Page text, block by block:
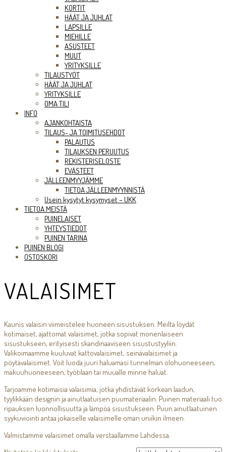
KORTIT
HÄÄT JA JUHLAT
LAPSILLE
MIEHILLE
ASUSTEET
MUUT
YRITYKSILLE
TILAUSTYÖT
HÄÄT JA JUHLAT
YRITYKSILLE
OMA TILI
INFO
AJANKOHTAISTA
TILAUS- JA TOIMITUSEHDOT
PALAUTUS
TILAUKSEN PERUUTUS
REKISTERISELOSTE
EVÄSTEET
JÄLLEENMYYJÄMME
TIETOA JÄLLEENMYYNNISTÄ
Usein kysytyt kysymyset – UKK
TIETOA MEISTÄ
PUINELAISET
YHTEYSTIEDOT
PUINEN TARINA
PUINEN BLOGI
OSTOSKORI
VALAISIMET
Kaunis valaisin viimeistelee huoneen sisustuksen. Meiltä löydät
kotimaiset, ajattomat valaisimet, jotka sopivat monenlaiseen
sisustukseen, erityisesti skandinaaviseen sisustustyyliin.
Valikoimaamme kuuluvat kattovalaisimet, seinävalaisimet ja
pöytävalaisimet. Voit luoda juuri haluamasi tunnelman olohuoneeseen,
makuuhuoneeseen, työtilaan tai muualle minne haluat.
Tarjoamme kotimaisia valaisimia, jotka yhdistävät korkean laadun,
tyylikkään designin ja ainutlaatuisen puumateriaalin. Puinen materiaali tuo
ripauksen luonnollisuutta ja lämpöä sisustukseen. Puun ainutlaatuinen
syykuviointi antaa jokaiselle valaisimelle oman uniikin ilmeen.
Valmistamme valaisimet omalla verstaallamme Lahdessa.